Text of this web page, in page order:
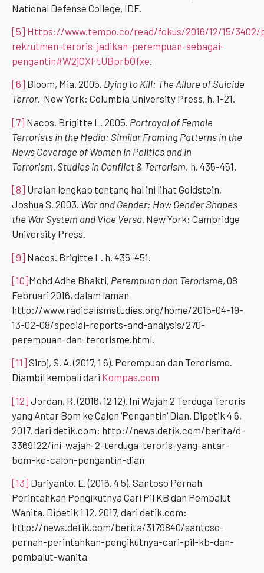
National Defense College, IDF.
[5] Https://www.tempo.co/read/fokus/2016/12/15/3402/
rekrutmen-teroris-jadikan-perempuan-sebagai-
pengantin#W2jOXFtUBprbOfxe
[6] Bloom, Mia. 2005. Dying to Kill: The Allure of Suicide
Terror. New York: Columbia University Press, h. 1-21.
[7] Nacos. Brigitte L. 2005. Portrayal of Female
Terrorists in the Media: Similar Framing Patterns in the
News Coverage of Women in Politics and in
Terrorism Studies in Conflict & Terrorism. h. 435-451.
[8] Uraian lengkap tentang hal ini lihat Goldstein,
Joshua S. 2003. War and Gender: How Gender Shapes
the War System and Vice Versa. New York: Cambridge
University Press.
[9] Nacos. Brigitte L. h. 435-451.
[10]Mohd Adhe Bhakti, Perempuan dan Terorisme, 08
Februari 2016, dalam laman
http://www.radicalismstudies.org/home/2015-04-19-
13-02-08/special-reports-and-analysis/270-
perempuan-dan-terorisme.html.
[11] Siroj, S. A. (2017, 1 6). Perempuan dan Terorisme.
Diambil kembali dari Kompas.com
[12] Jordan, R. (2016, 12 12). Ini Wajah 2 Terduga Teroris
yang Antar Bom ke Calon ‘Pengantin’ Dian. Dipetik 4 6,
2017, dari detik.com: http://news.detik.com/berita/d-
3369122/ini-wajah-2-terduga-teroris-yang-antar-
bom-ke-calon-pengantin-dian
[13] Dariyanto, E. (2016, 4 5). Santoso Pernah
Perintahkan Pengikutnya Cari Pil KB dan Pembalut
Wanita. Dipetik 1 12, 2017, dari detik.com:
http://news.detik.com/berita/3179840/santoso-
pernah-perintahkan-pengikutnya-cari-pil-kb-dan-
pembalut-wanita